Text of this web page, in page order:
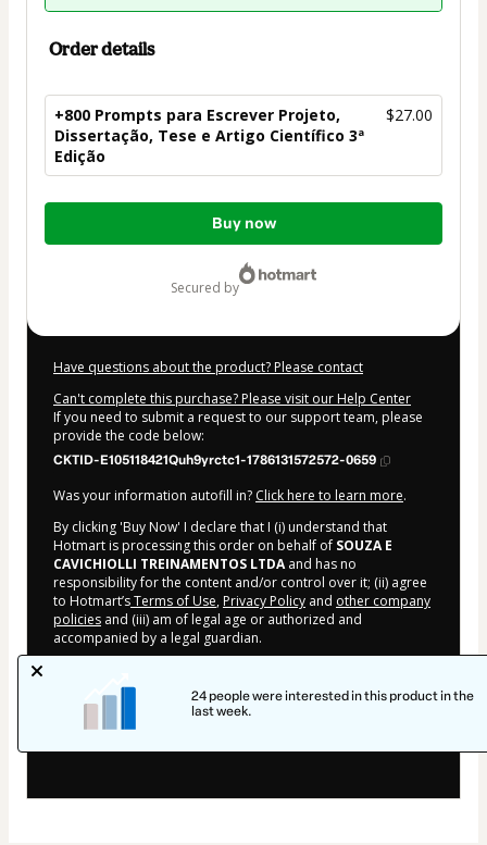
Order details
+800 Prompts para Escrever Projeto,
Dissertação, Tese e Artigo Científico 3ª
Edição
$27.00
Total
Buy now
secured by
Have questions about the product? Please contact
Can't complete this purchase? Please visit our Help Center
If you need to submit a request to our support team, please
provide the code below:
CKTID-E105118421Quh9yrctc1-1786131572572-0659
Was your information autofill in? Click here to learn more.
By clicking 'Buy Now' I declare that I (i) understand that
Hotmart is processing this order on behalf of SOUZA E
CAVICHIOLLI TREINAMENTOS LTDAand has no
responsibility for the content and/or control over it; (ii) agree
to Hotmart’sTerms of Use, Privacy Policy and other company
policies and (iii) am of legal age or authorized and
accompanied by a legal guardian.
Hotmart ©
- All rights reserved
2026-08-07T19:39:34.456Z REF.
24 people were interested in this product in the
last week.